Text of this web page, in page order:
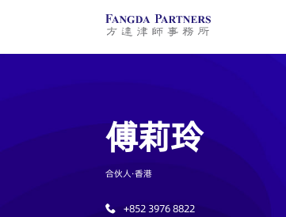
傅莉玲
合伙人·香港
+852 3976 8822